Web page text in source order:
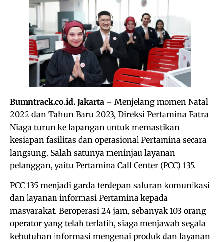
Bumntrack.co.id. Jakarta – Menjelang momen Natal
2022 dan Tahun Baru 2023, Direksi Pertamina Patra
Niaga turun ke lapangan untuk memastikan
kesiapan fasilitas dan operasional Pertamina secara
langsung. Salah satunya meninjau layanan
pelanggan, yaitu Pertamina Call Center (PCC) 135.
PCC 135 menjadi garda terdepan saluran komunikasi
dan layanan informasi Pertamina kepada
masyarakat. Beroperasi 24 jam, sebanyak 103 orang
operator yang telah terlatih, siaga menjawab segala
kebutuhan informasi mengenai produk dan layanan